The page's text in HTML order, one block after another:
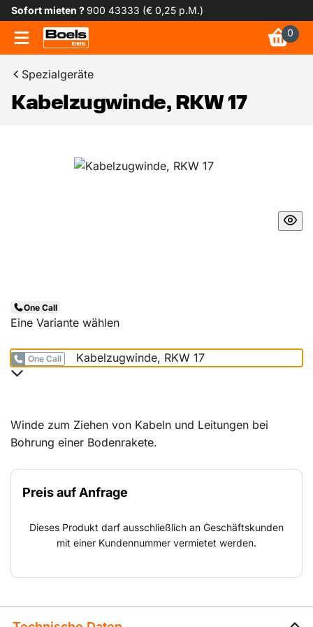
Sofort mieten ?900 43333 (€ 0,25 p.M.)
0
Spezialgeräte
Kabelzugwinde, RKW 17
One Call
Winde zum Ziehen von Kabeln und Leitungen bei
Bohrung einer Bodenrakete.
Preis auf Anfrage
Dieses Produkt darf ausschließlich an Geschäftskunden
mit einer Kundennummer vermietet werden.
Eine Variante wählen
One Call Kabelzugwinde, RKW 17